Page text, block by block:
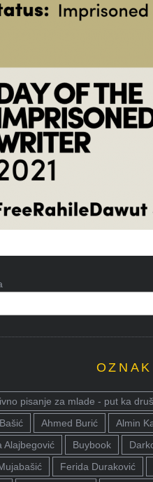
pisanje za mlade - put ka
Ahmed Burić Almin
Alajbegović
Buybook
Ferida Duraković